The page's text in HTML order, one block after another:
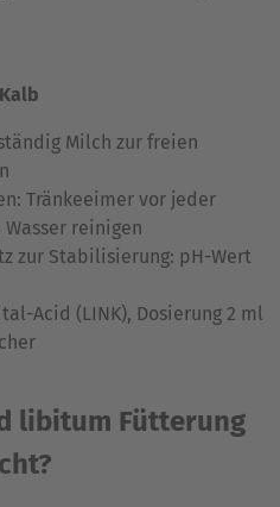
Milch zur freien
Tränkeeimer vor jeder
reinigen
zur Stabilisierung: pH-Wert
Acid (LINK), Dosierung 2 ml
libitum Fütterung